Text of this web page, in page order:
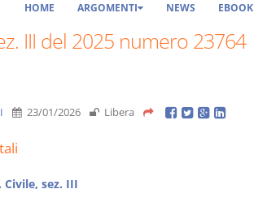
HOME ARGOMENTI NEWS EBOOK
III del 2025 numero 23764
23/01/2026 Libera
Civile, sez. III